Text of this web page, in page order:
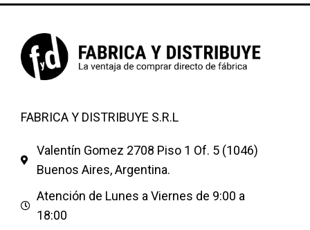
FABRICA Y DISTRIBUYE S.R.L
Valentín Gomez 2708 Piso 1 Of. 5 (1046)
Buenos Aires, Argentina.
Atención de Lunes a Viernes de 9:00 a
18:00